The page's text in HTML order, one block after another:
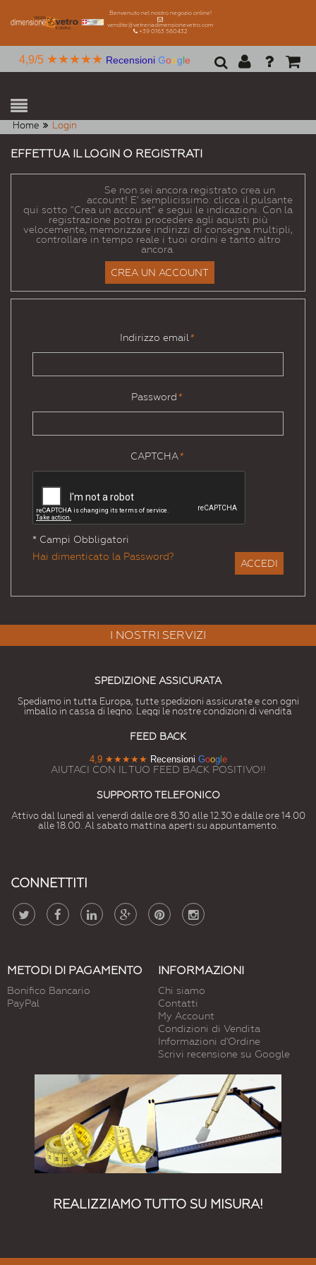
Benvenuto nel nostro negozio online!
vendite@vetreriadimensionevetro.com
+39 0163 560432
4,9/5 ★★★★★ Recensioni Google
Home Login
EFFETTUA IL LOGIN O REGISTRATI
Se non sei ancora registrato crea un
account! E' semplicissimo: clicca il pulsante
qui sotto "Crea un account" e segui le indicazioni. Con la
registrazione potrai procedere agli aquisti più
velocemente, memorizzare indirizzi di consegna multipli,
controllare in tempo reale i tuoi ordini e tanto altro
ancora.
CREA UN ACCOUNT
Indirizzo email *
Password*
CAPTCHA*
* Campi Obbligatori
Hai dimenticato la Password?
ACCEDI
I NOSTRI SERVIZI
SPEDIZIONE ASSICURATA
Spediamo in tutta Europa, tutte spedizioni assicurate e con ogni
imballo in cassa di legno. Leggi le nostre condizioni di vendita
FEED BACK
4,9 ★★★★★ Recensioni Googl e
AIUTACI CON IL TUO FEED BACK POSITIVO!!
SUPPORTO TELEFONICO
Attivo dal lunedì al venerdì dalle ore 8.30 alle 12.30 e dalle ore 14.00
alle 18.00. Al sabato mattina aperti su appuntamento.
CONNETTITI
METODI DI PAGAMENTO
Bonifico Bancario
PayPal
INFORMAZIONI
Chi siamo
Contatti
My Account
Condizioni di Vendita
Informazioni d'Ordine
Scrivi recensione su Google
REALIZZIAMO TUTTO SU MISURA!